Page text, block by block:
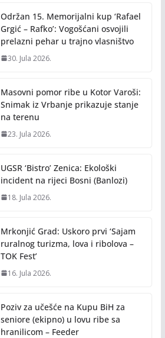
n
k
Održan 15. Memorijalni kup ‘Rafael
Grgić – Rafko’: Vogošćani osvojili
prelazni pehar u trajno vlasništvo
30. Jula 2026.
Masovni pomor ribe u Kotor Varoši:
Snimak iz Vrbanje prikazuje stanje
na terenu
23. Jula 2026.
UGSR ‘Bistro’ Zenica: Ekološki
incident na rijeci Bosni (Banlozi)
18. Jula 2026.
Mrkonjić Grad: Uskoro prvi ‘Sajam
ruralnog turizma, lova i ribolova –
TOK Fest’
16. Jula 2026.
Poziv za učešće na Kupu BiH za
seniore (ekipno) u lovu ribe sa
hranilicom – Feeder